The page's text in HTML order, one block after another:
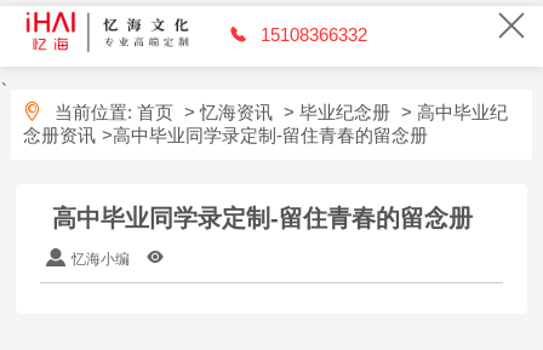
15108366332
当前位置: 首页 >忆海资讯 > 毕业纪念册 > 高中毕业纪
念册资讯 >高中毕业同学录定制-留住青春的留念册
高中毕业同学录定制-留住青春的留念册
忆海小编